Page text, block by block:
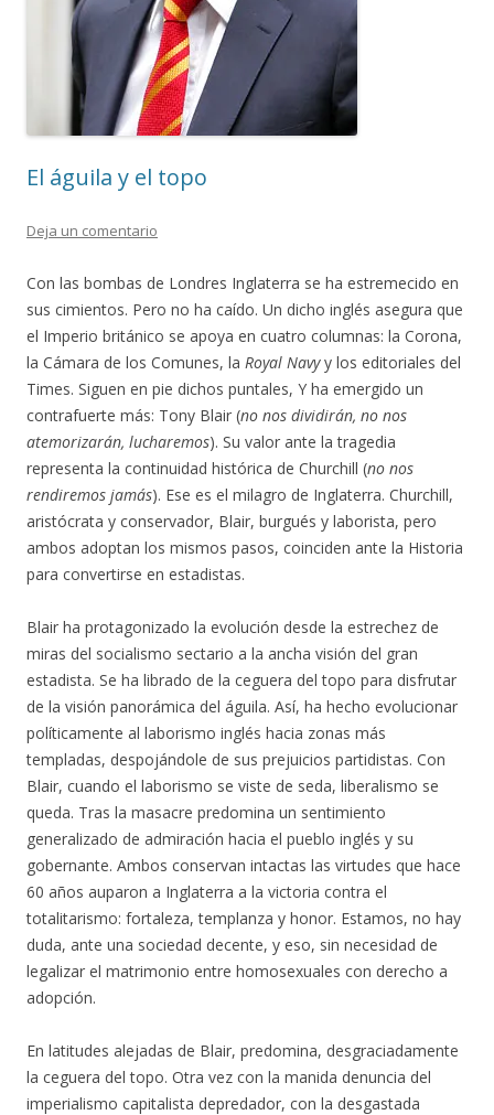
El águila y el topo
Deja un comentario
Con las bombas de Londres Inglaterra se ha estremecido en
sus cimientos. Pero no ha caído. Un dicho inglés asegura que
el Imperio británico se apoya en cuatro columnas: la Corona,
la Cámara de los Comunes, la Royal Navyy los editoriales del
Times. Siguen en pie dichos puntales, Y ha emergido un
contrafuerte más: Tony Blair (no nos dividirán, no nos
atemorizarán, lucharemos). Su valor ante la tragedia
representa la continuidad histórica de Churchill (no nos
rendiremos jamás). Ese es el milagro de Inglaterra. Churchill,
aristócrata y conservador, Blair, burgués y laborista, pero
ambos adoptan los mismos pasos, coinciden ante la Historia
para convertirse en estadistas.
Blair ha protagonizado la evolución desde la estrechez de
miras del socialismo sectario a la ancha visión del gran
estadista. Se ha librado de la ceguera del topo para disfrutar
de la visión panorámica del águila. Así, ha hecho evolucionar
políticamente al laborismo inglés hacia zonas más
templadas, despojándole de sus prejuicios partidistas. Con
Blair, cuando el laborismo se viste de seda, liberalismo se
queda. Tras la masacre predomina un sentimiento
generalizado de admiración hacia el pueblo inglés y su
gobernante. Ambos conservan intactas las virtudes que hace
60 años auparon a Inglaterra a la victoria contra el
totalitarismo: fortaleza, templanza y honor. Estamos, no hay
duda, ante una sociedad decente, y eso, sin necesidad de
legalizar el matrimonio entre homosexuales con derecho a
adopción.
En latitudes alejadas de Blair, predomina, desgraciadamente
la ceguera del topo. Otra vez con la manida denuncia del
imperialismo capitalista depredador, con la desgastada